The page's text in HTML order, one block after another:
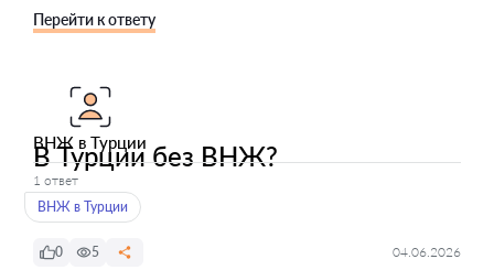
Перейти к ответу
ВНЖ в Турции
В Турции без ВНЖ?
1 ответ
ВНЖ в Турции
0 5 04.06.2026